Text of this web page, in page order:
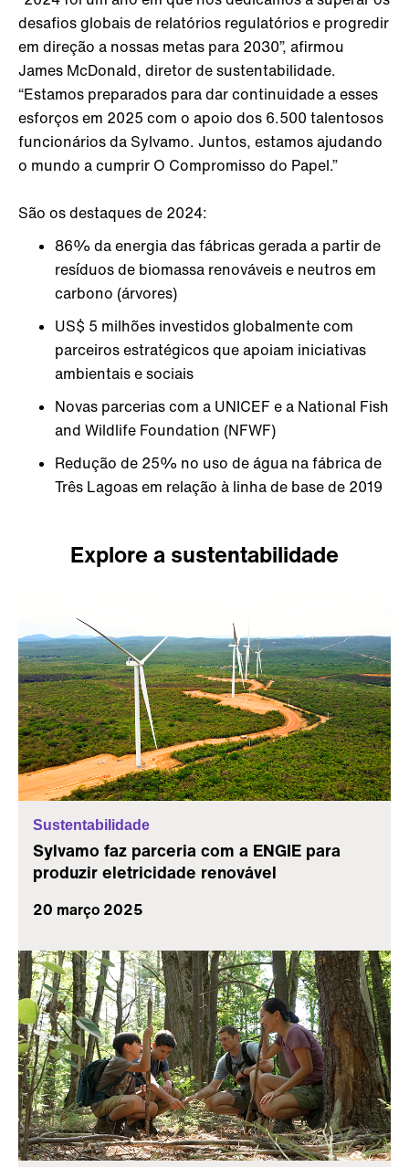
desafios globais de relatórios regulatórios e progredir
em direção a nossas metas para 2030”, afirmou
James McDonald, diretor de sustentabilidade.
“Estamos preparados para dar continuidade a esses
esforços em 2025 com o apoio dos 6.500 talentosos
funcionários da Sylvamo. Juntos, estamos ajudando
o mundo a cumprir O Compromisso do Papel.”
São os destaques de 2024:
86% da energia das fábricas gerada a partir de
resíduos de biomassa renováveis e neutros em
carbono (árvores)
US$ 5 milhões investidos globalmente com
parceiros estratégicos que apoiam iniciativas
ambientais e sociais
Novas parcerias com a UNICEF e a National Fish
and Wildlife Foundation (NFWF)
Redução de 25% no uso de água na fábrica de
Três Lagoas em relação à linha de base de 2019
Explore a sustentabilidade
Sustentabilidade
Sylvamo faz parceria com a ENGIE para
produzir eletricidade renovável
20 março 2025